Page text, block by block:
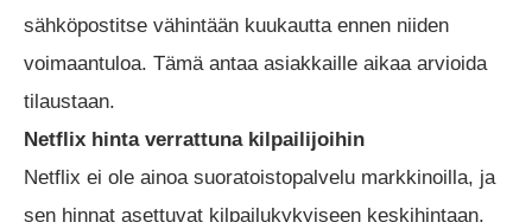
sähköpostitse vähintään kuukautta ennen niiden
voimaantuloa. Tämä antaa asiakkaille aikaa arvioida
tilaustaan.
Netflix hinta verrattuna kilpailijoihin
Netflix ei ole ainoa suoratoistopalvelu markkinoilla, ja
sen hinnat asettuvat kilpailukykyiseen keskihintaan.